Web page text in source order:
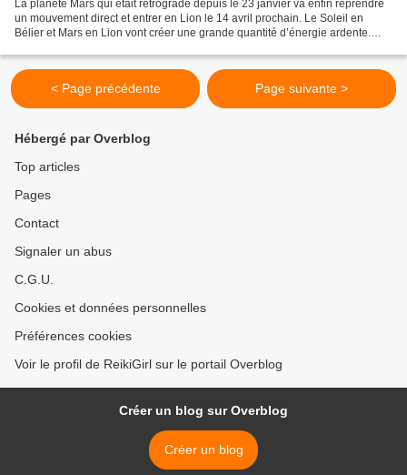
La planète Mars qui était rétrograde depuis le 23 janvier va enfin reprendre
un mouvement direct et entrer en Lion le 14 avril prochain. Le Soleil en
Bélier et Mars en Lion vont créer une grande quantité d’énergie ardente.
< Page précédente Page suivante >
Hébergé par Overblog
Top articles
Pages
Contact
Signaler un abus
C.G.U.
Cookies et données personnelles
Préférences cookies
Voir le profil de ReikiGirl sur le portail Overblog
Créer un blog sur Overblog
Créer un blog